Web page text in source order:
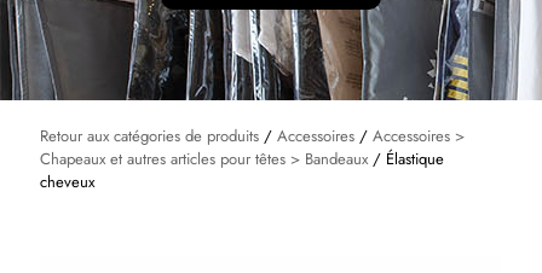
Retour aux catégories de produits / Accessoires / Accessoires >
Chapeaux et autres articles pour têtes > Bandeaux / Élastique
cheveux